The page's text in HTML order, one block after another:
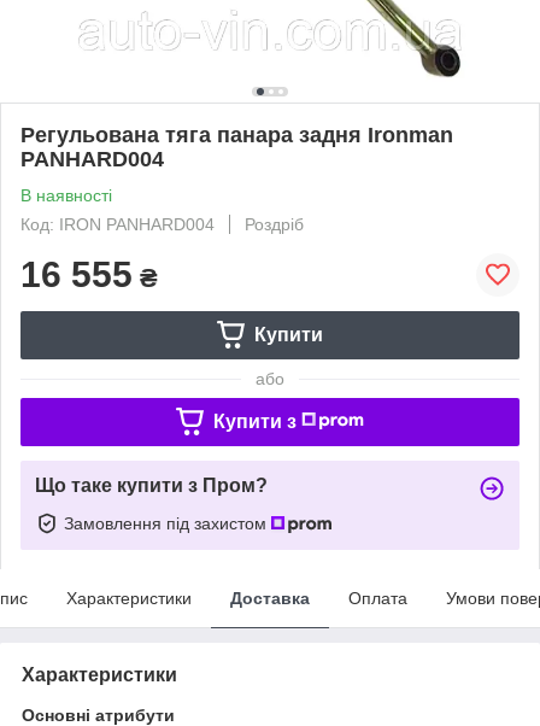
Регульована тяга панара задня Ironman
PANHARD004
В наявності
Код: IRON PANHARD004
Роздріб
16 555 ₴
Купити
або
Купити з
Що таке купити з Пром?
Замовлення під захистом
Характеристики Доставка Оплата Умови
Характеристики
Основні атрибути